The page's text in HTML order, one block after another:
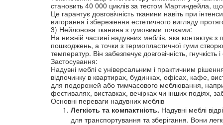
становить 40 000 циклів за тестом Мартиндейла,
Це гарантує довговічність тканини навіть при
вигорання і збереження естетичного вигляду
3) Нейлонова тканина з гумовими точками:
На нижній частині надувних меблів, яка контактує
пошкоджень, а точки з термопластичної гуми
температур. Він забезпечує довговічність,
Застосування:
Надувні меблі є універсальним і практичним
відпочинку в квартирах, будинках, офісах, кафе,
для подорожей або тимчасового меблювання,
фестивалях, виставках, вечірках чи інших подіях,
Основні переваги надувних меблів
Легкість та компактність. Надувні меблі
для транспортування та зберігання. Вони